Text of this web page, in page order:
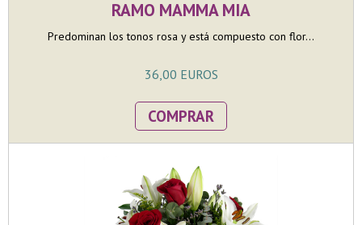
RAMO MAMMA MIA
Predominan los tonos rosa y está compuesto con flor...
36,00 EUROS
COMPRAR